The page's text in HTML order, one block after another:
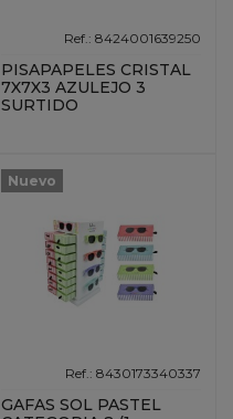
Ref.: 8424001639250
PISAPAPELES CRISTAL
7X7X3 AZULEJO 3
SURTIDO
Nuevo
Ref.: 8430173340337
GAFAS SOL PASTEL